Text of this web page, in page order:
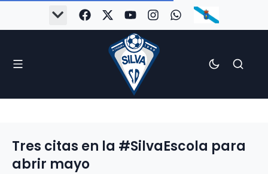
Tres citas en la #SilvaEscola para
abrir mayo